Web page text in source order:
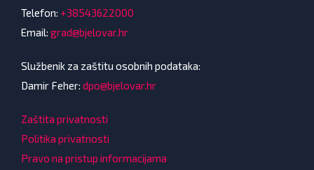
Telefon: +38543622000
Email: grad@bjelovar.hr
Službenik za zaštitu osobnih podataka:
Damir Feher: dpo@bjelovar.hr
Zaštita privatnosti
Politika privatnosti
Pravo na pristup informacijama